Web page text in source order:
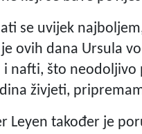
se uvijek
ovih dana Ursula
nafti, što neodoljivo
živjeti,
Leyen također je